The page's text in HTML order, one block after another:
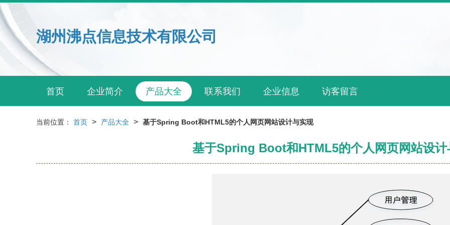
湖州沸点信息技术有限公司
首页 企业简介 产品大全 联系我们 企业信息 访客留言
当前位置： 首页 > 产品大全 > 基于Spring Boot和HTML5的个人网页网站设计与实现
基于Spring Boot和HTML5的个人网页网站设计